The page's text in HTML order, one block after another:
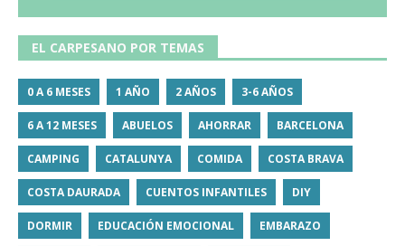
EL CARPESANO POR TEMAS
0 A 6 MESES 1 AÑO 2 AÑOS 3-6 AÑOS
6 A 12 MESES ABUELOS AHORRAR BARCELONA
CAMPING CATALUNYA COMIDA COSTA BRAVA
COSTA DAURADA CUENTOS INFANTILES DIY
DORMIR EDUCACIÓN EMOCIONAL EMBARAZO